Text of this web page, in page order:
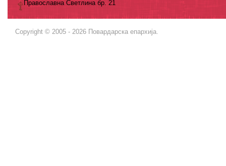
Православна Светлина бр. 21
Copyright © 2005 - 2026 Повардарска епархија.